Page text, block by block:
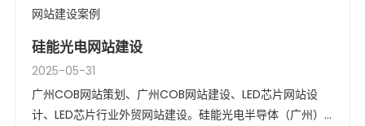
网站建设案例
硅能光电网站建设
2025-05-31
广州COB网站策划、广州COB网站建设、LED芯片网站设
计、LED芯片行业外贸网站建设。硅能光电半导体（广州）